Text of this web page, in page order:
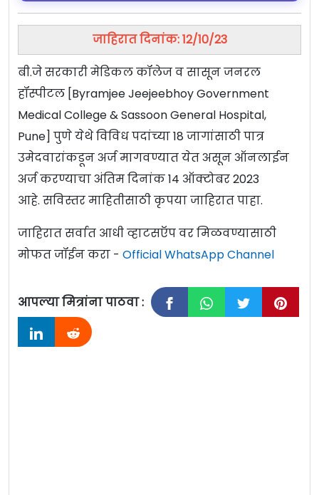
जाहिरात दिनांक: 12/10/23
बी.जे सरकारी मेडिकल कॉलेज व सासून जनरल
हॉस्पीटल [Byramjee Jeejeebhoy Government
Medical College & Sassoon General Hospital,
Pune] पुणे येथे विविध पदांच्या 18 जागांसाठी पात्र
उमेदवारांकडून अर्ज मागवण्यात येत असून ऑनलाईन
अर्ज करण्याचा अंतिम दिनांक 14 ऑक्टोबर 2023
आहे. सविस्तर माहितीसाठी कृपया जाहिरात पाहा.
जाहिरात सर्वात आधी व्हाटसऍप वर मिळवण्यासाठी
मोफत जॉईन करा - Official WhatsApp Channel
आपल्या मित्रांना पाठवा :